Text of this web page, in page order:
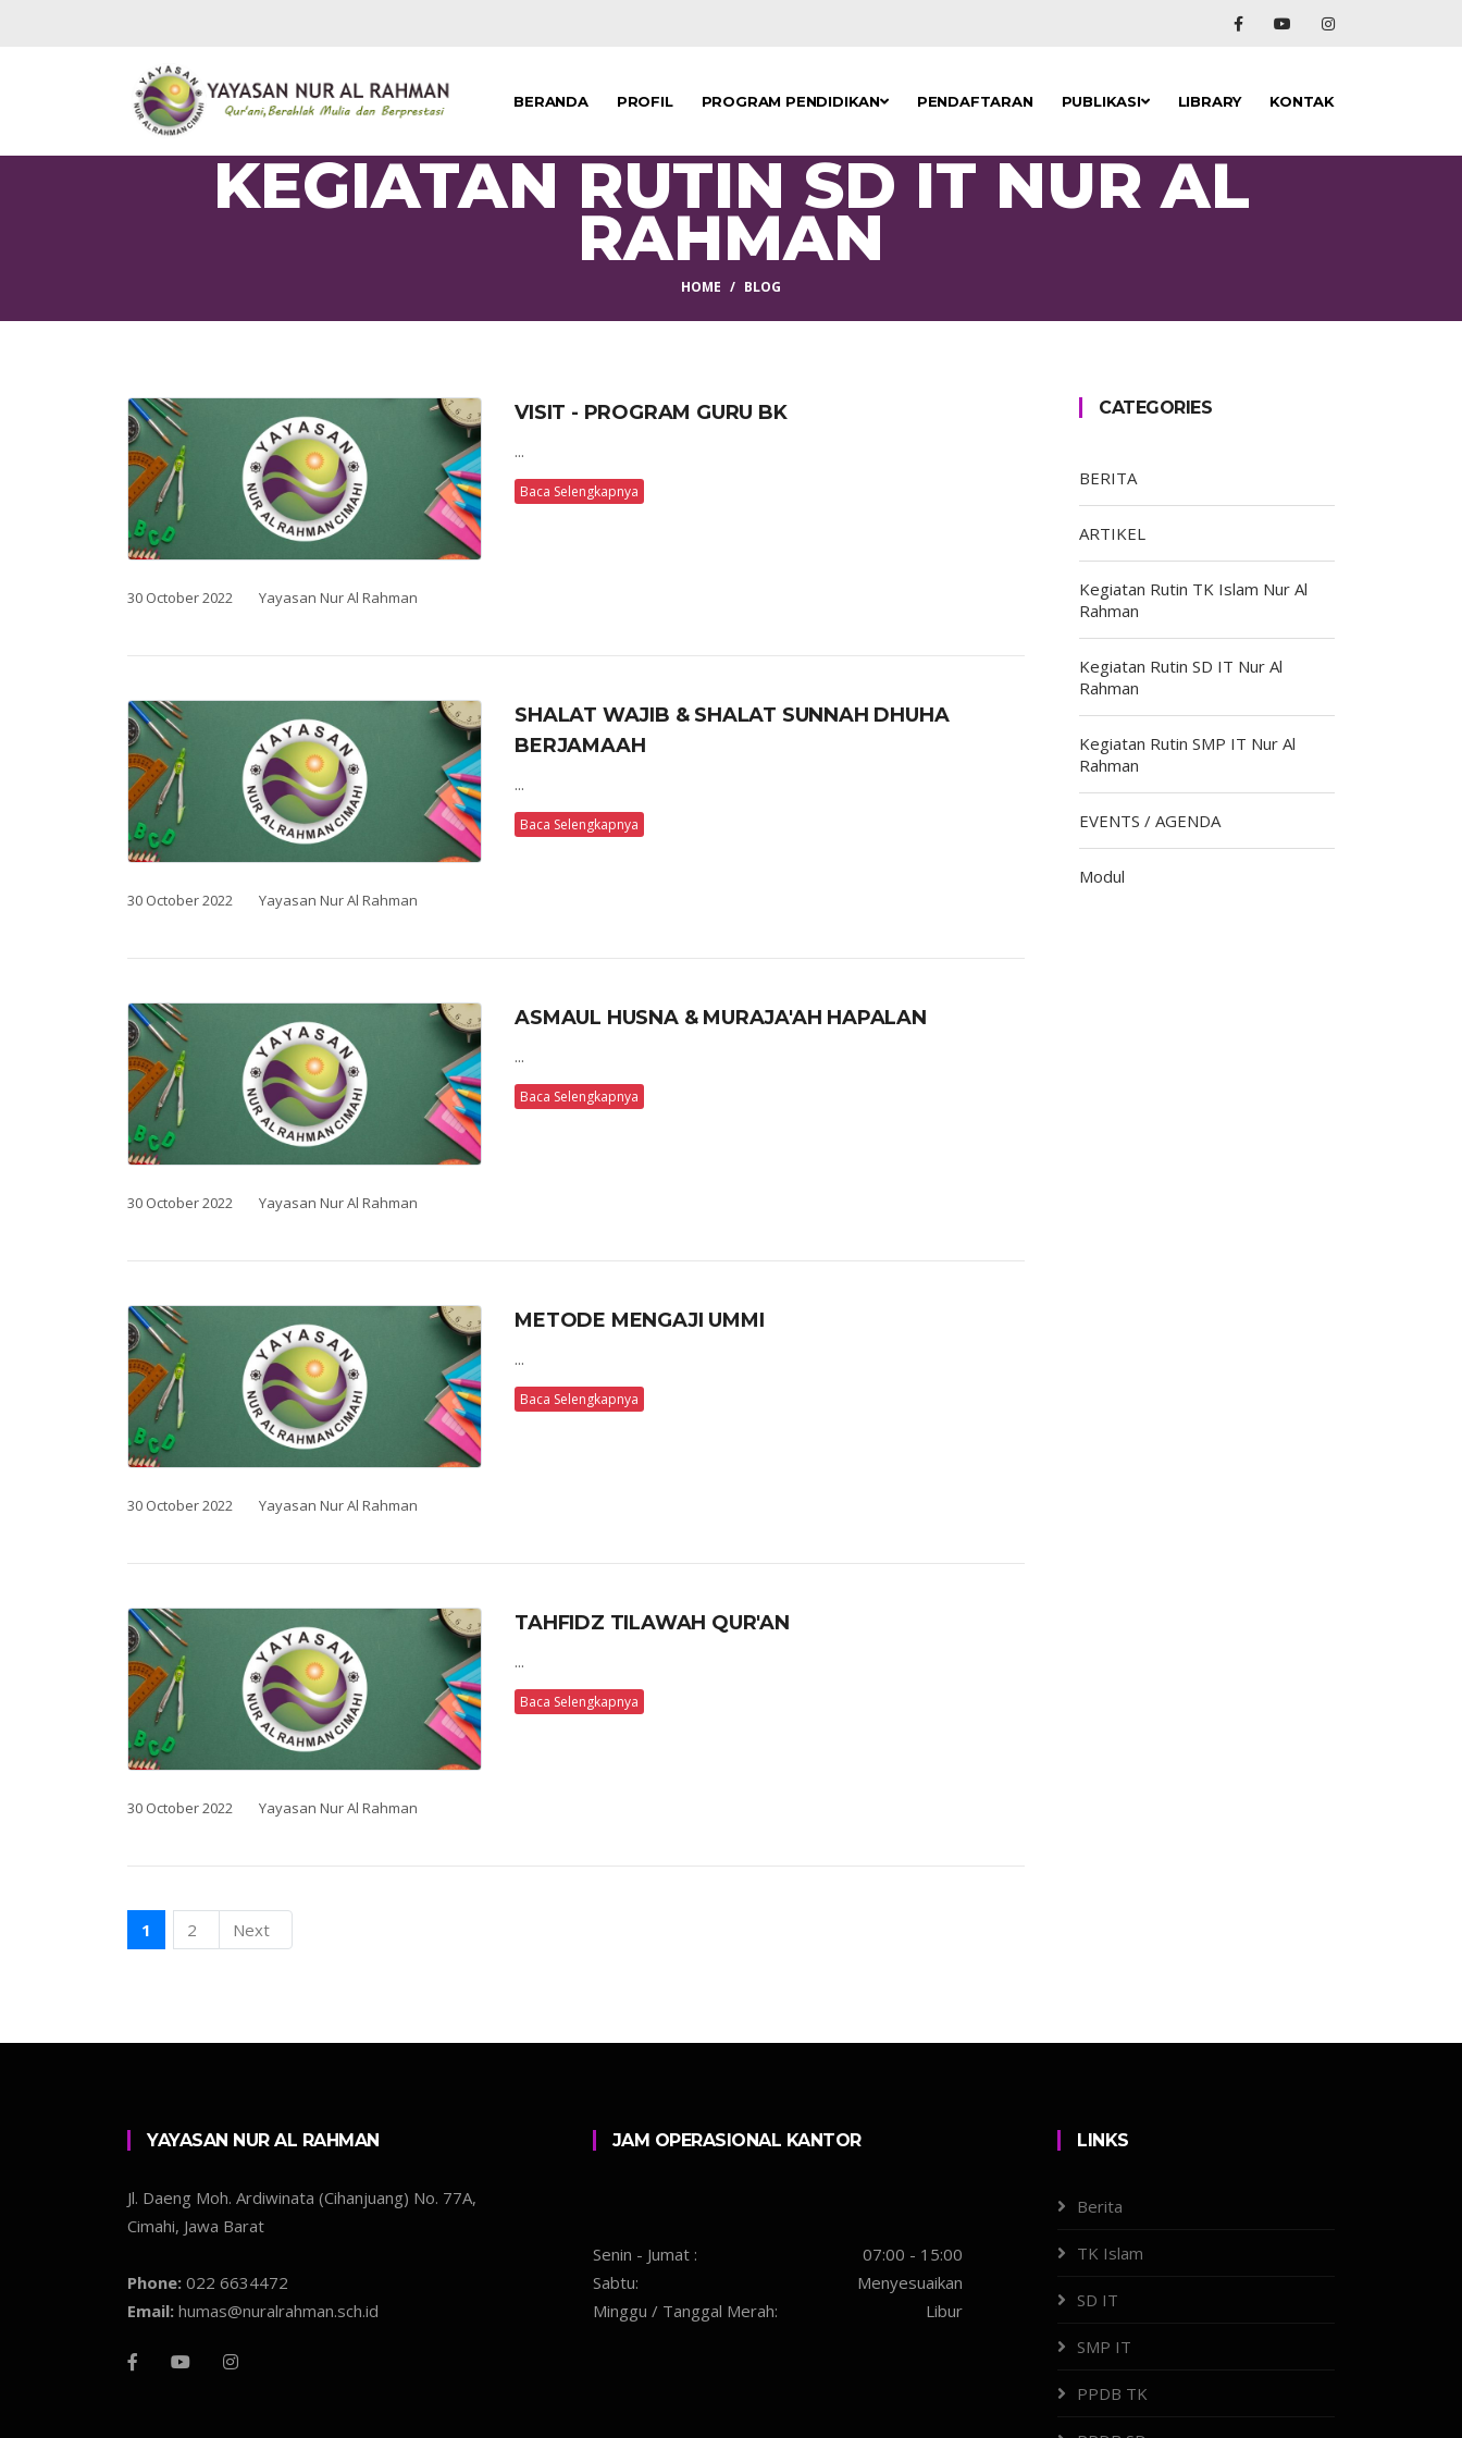
BERANDA PROFIL PROGRAM PENDIDIKAN PENDAFTARAN PUBLIKASI LIBRARY KONTAK
KEGIATAN RUTIN SD IT NUR AL
RAHMAN
HOME BLOG
VISIT - PROGRAM GURU BK
...
Baca Selengkapnya
30 October 2022 Yayasan Nur Al Rahman
SHALAT WAJIB & SHALAT SUNNAH DHUHA
BERJAMAAH
...
Baca Selengkapnya
30 October 2022 Yayasan Nur Al Rahman
ASMAUL HUSNA & MURAJA'AH HAPALAN
...
Baca Selengkapnya
30 October 2022 Yayasan Nur Al Rahman
METODE MENGAJI UMMI
...
Baca Selengkapnya
30 October 2022 Yayasan Nur Al Rahman
TAHFIDZ TILAWAH QUR'AN
...
Baca Selengkapnya
30 October 2022 Yayasan Nur Al Rahman
1 2 Next
CATEGORIES
BERITA
ARTIKEL
Kegiatan Rutin TK Islam Nur Al
Rahman
Kegiatan Rutin SD IT Nur Al
Rahman
Kegiatan Rutin SMP IT Nur Al
Rahman
EVENTS / AGENDA
Modul
YAYASAN NUR AL RAHMAN
Jl. Daeng Moh. Ardiwinata (Cihanjuang) No. 77A,
Cimahi, Jawa Barat
Phone: 022 6634472
Email: humas@nuralrahman.sch.id
JAM OPERASIONAL KANTOR
Senin - Jumat :
07:00 - 15:00
Sabtu:
Menyesuaikan
Minggu / Tanggal Merah:
Libur
LINKS
Berita
TK Islam
SD IT
SMP IT
PPDB TK